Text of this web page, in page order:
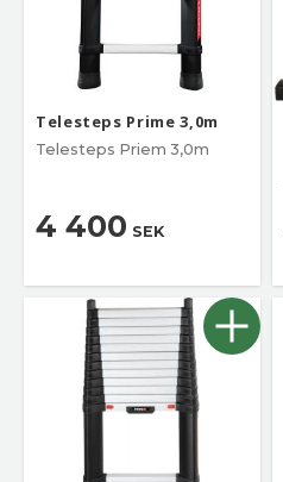
Telesteps Prime 3,0m
Telesteps Priem 3,0m
4 400 SEK